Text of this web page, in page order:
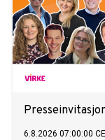
6.8.2026 07:00:00